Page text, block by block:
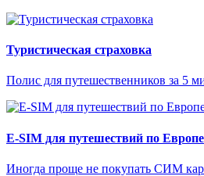
Туристическая страховка
Полис для путешественников за 5
E-SIM для путешествий по Европе
Иногда проще не покупать СИМ